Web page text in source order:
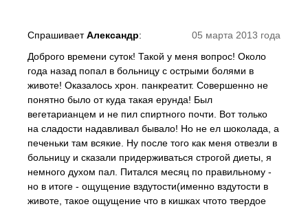
05 марта 2013 года
СпрашиваетАлександр:
Доброго времени суток! Такой у меня вопрос! Около
года назад попал в больницу с острыми болями в
животе! Оказалось хрон. панкреатит. Совершенно не
понятно было от куда такая ерунда! Был
вегетарианцем и не пил спиртного почти. Вот только
на сладости надавливал бывало! Но не ел шоколада, а
печеньки там всякие. Ну после того как меня отвезли в
больницу и сказали придерживаться строгой диеты, я
немного духом пал. Питался месяц по правильному -
но в итоге - ощущение вздутости(именно вздутости в
животе, такое ощущение что в кишках чтото твердое